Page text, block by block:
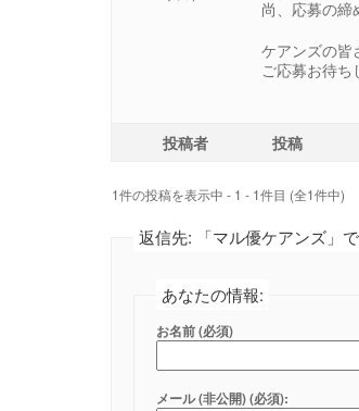
尚、応募の締
ケアンズの皆
ご応募お待ち
投稿者 投稿
1件の投稿を表示中 - 1 - 1件目 (全1件中)
返信先: 「マル優ケアンズ」
あなたの情報:
お名前 (必須)
メール (非公開) (必須):